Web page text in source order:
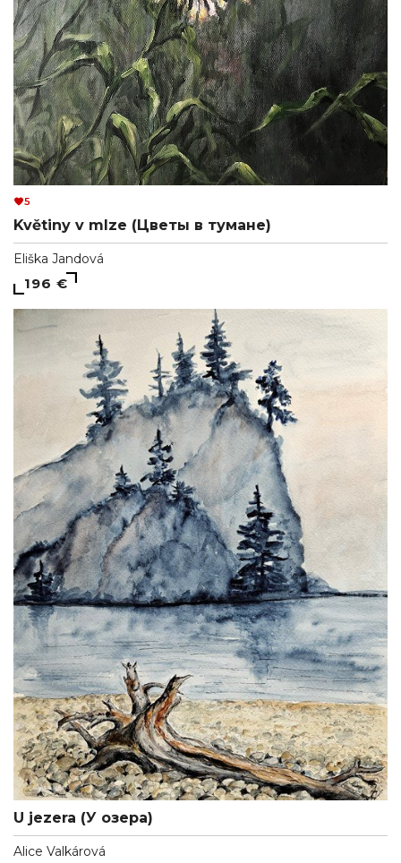
5
Květiny v mlze (Цветы в тумане)
Eliška Jandová
196 €
U jezera (У озера)
Alice Valkárová